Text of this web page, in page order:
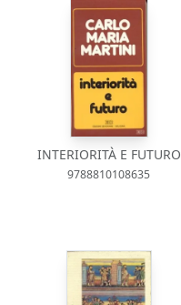
INTERIORITÀ E FUTURO
9788810108635